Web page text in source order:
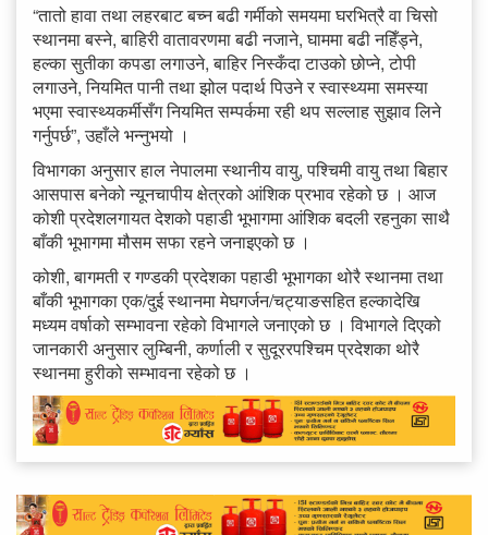
“तातो हावा तथा लहरबाट बच्न बढी गर्मीको समयमा घरभित्रै वा चिसो
स्थानमा बस्ने, बाहिरी वातावरणमा बढी नजाने, घाममा बढी नहिँड्ने,
हल्का सुतीका कपडा लगाउने, बाहिर निस्कँदा टाउको छोप्ने, टोपी
लगाउने, नियमित पानी तथा झोल पदार्थ पिउने र स्वास्थ्यमा समस्या
भएमा स्वास्थ्यकर्मीसँग नियमित सम्पर्कमा रही थप सल्लाह सुझाव लिने
गर्नुपर्छ”, उहाँले भन्नुभयो ।
विभागका अनुसार हाल नेपालमा स्थानीय वायु, पश्चिमी वायु तथा बिहार
आसपास बनेको न्यूनचापीय क्षेत्रको आंशिक प्रभाव रहेको छ । आज
कोशी प्रदेशलगायत देशको पहाडी भूभागमा आंशिक बदली रहनुका साथै
बाँकी भूभागमा मौसम सफा रहने जनाइएको छ ।
कोशी, बागमती र गण्डकी प्रदेशका पहाडी भूभागका थोरै स्थानमा तथा
बाँकी भूभागका एक/दुई स्थानमा मेघगर्जन/चट्याङसहित हल्कादेखि
मध्यम वर्षाको सम्भावना रहेको विभागले जनाएको छ । विभागले दिएको
जानकारी अनुसार लुम्बिनी, कर्णाली र सुदूररपश्चिम प्रदेशका थोरै
स्थानमा हुरीको सम्भावना रहेको छ ।